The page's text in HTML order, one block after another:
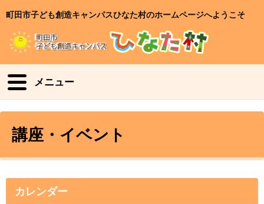
町田市子ども創造キャンパスひなた村のホームページへようこそ
メニュー
講座・イベント
カレンダー